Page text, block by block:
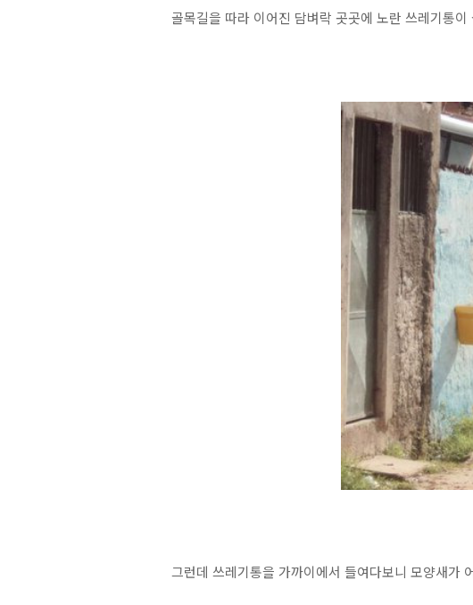
골목길을 따라 이어진 담벼락 곳곳에 노란 쓰레기통이
그런데 쓰레기통을 가까이에서 들여다보니 모양새가